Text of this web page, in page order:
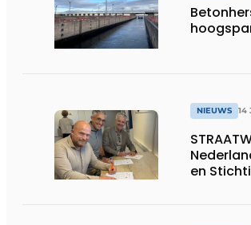
NIEUWS 14
en